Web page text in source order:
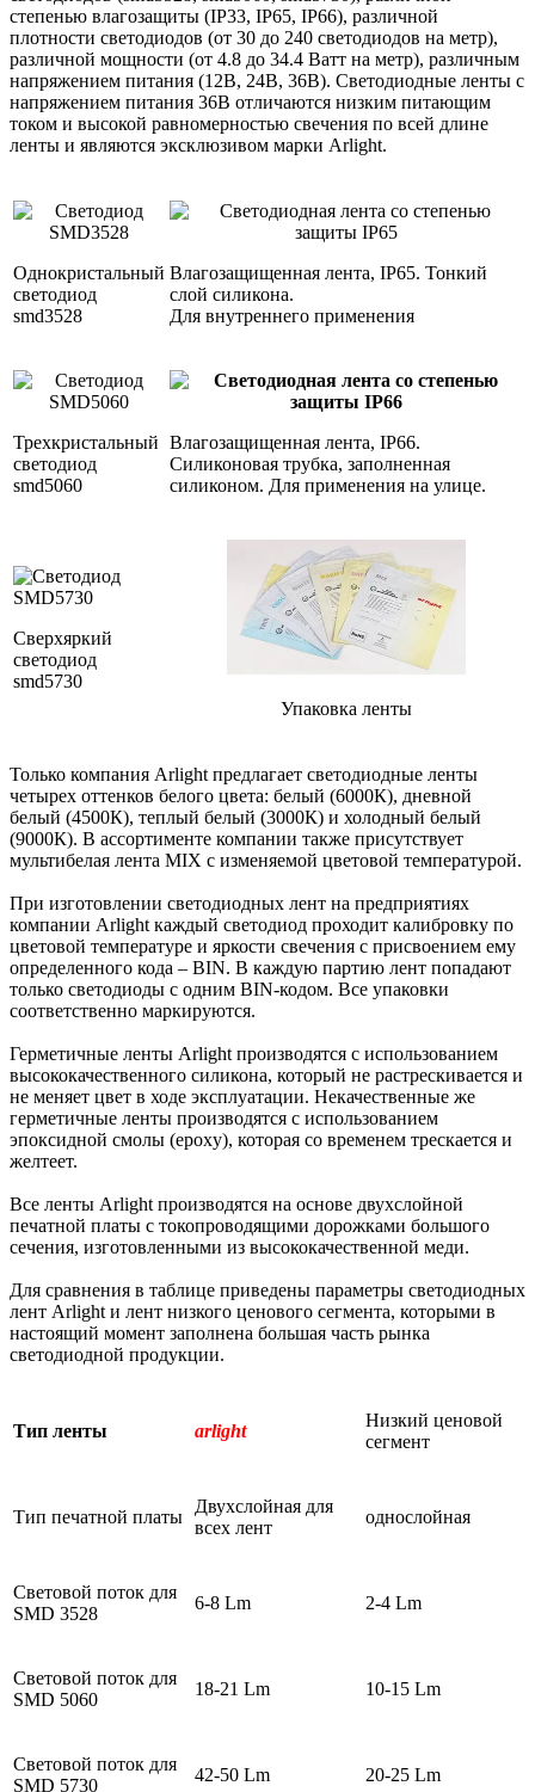
степенью влагозащиты (IP33, IP65, IP66), различной
плотности светодиодов (от 30 до 240 светодиодов на метр),
различной мощности (от 4.8 до 34.4 Ватт на метр), различным
напряжением питания (12В, 24В, 36В). Светодиодные ленты с
напряжением питания 36В отличаются низким питающим
током и высокой равномерностью свечения по всей длине
ленты и являются эксклюзивом марки Arlight.
Однокристальный
светодиод
smd3528
Влагозащищенная лента, IP65. Тонкий
слой силикона.
Для внутреннего применения
Трехкристальный
светодиод
smd5060
Влагозащищенная лента, IP66.
Силиконовая трубка, заполненная
силиконом. Для применения на улице.
Сверхяркий
светодиод
smd5730
Упаковка ленты
Только компания Arlight предлагает светодиодные ленты
четырех оттенков белого цвета: белый (6000К), дневной
белый (4500К), теплый белый (3000К) и холодный белый
(9000К). В ассортименте компании также присутствует
мультибелая лента MIX с изменяемой цветовой температурой.
При изготовлении светодиодных лент на предприятиях
компании Arlight каждый светодиод проходит калибровку по
цветовой температуре и яркости свечения с присвоением ему
определенного кода – BIN. В каждую партию лент попадают
только светодиоды с одним BIN-кодом. Все упаковки
соответственно маркируются.
Герметичные ленты Arlight производятся с использованием
высококачественного силикона, который не растрескивается и
не меняет цвет в ходе эксплуатации. Некачественные же
герметичные ленты производятся с использованием
эпоксидной смолы (epoxy), которая со временем трескается и
желтеет.
Все ленты Arlight производятся на основе двухслойной
печатной платы с токопроводящими дорожками большого
сечения, изготовленными из высококачественной меди.
Для сравнения в таблице приведены параметры светодиодных
лент Arlight и лент низкого ценового сегмента, которыми в
настоящий момент заполнена большая часть рынка
светодиодной продукции.
Тип ленты arlight
Низкий ценовой
сегмент
Тип печатной платы
Двухслойная для
всех лент
однослойная
Световой поток для
SMD 3528
6-8 Lm 2-4 Lm
Световой поток для
SMD 5060
18-21 Lm 10-15 Lm
Световой поток для
SMD 5730
42-50 Lm 20-25 Lm